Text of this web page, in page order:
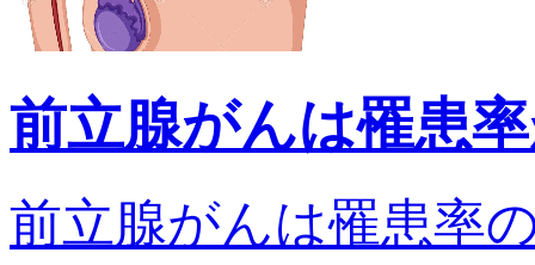
前立腺がんは罹患
前立腺がんは罹患率